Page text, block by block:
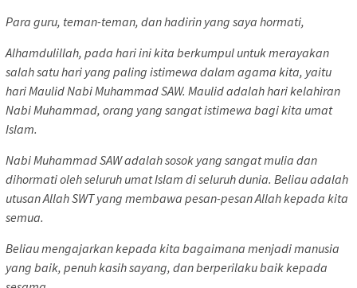
Para guru, teman-teman, dan hadirin yang saya hormati,
Alhamdulillah, pada hari ini kita berkumpul untuk merayakan
salah satu hari yang paling istimewa dalam agama kita, yaitu
hari Maulid Nabi Muhammad SAW. Maulid adalah hari kelahiran
Nabi Muhammad, orang yang sangat istimewa bagi kita umat
Islam.
Nabi Muhammad SAW adalah sosok yang sangat mulia dan
dihormati oleh seluruh umat Islam di seluruh dunia. Beliau adalah
utusan Allah SWT yang membawa pesan-pesan Allah kepada kita
semua.
Beliau mengajarkan kepada kita bagaimana menjadi manusia
yang baik, penuh kasih sayang, dan berperilaku baik kepada